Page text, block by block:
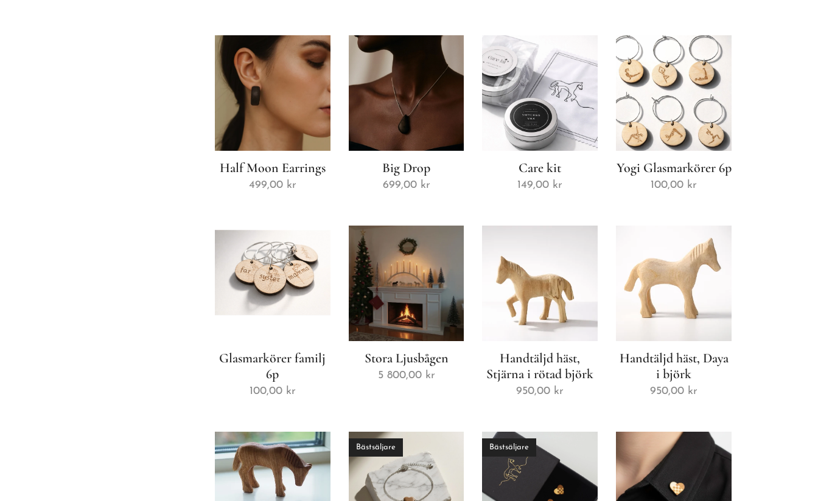
Half Moon Earrings
499,00kr
Big Drop
699,00kr
Care kit
149,00 kr
Yogi Glasmarkörer 6p
100,00 kr
Glasmarkörer familj
6p
100,00kr
Stora Ljusbågen
5 800,00kr
Handtäljd häst,
Stjärna i rötad björk
950,00 kr
Handtäljd häst, Daya
i björk
950,00 kr
Bästsäljare Bästsäljare